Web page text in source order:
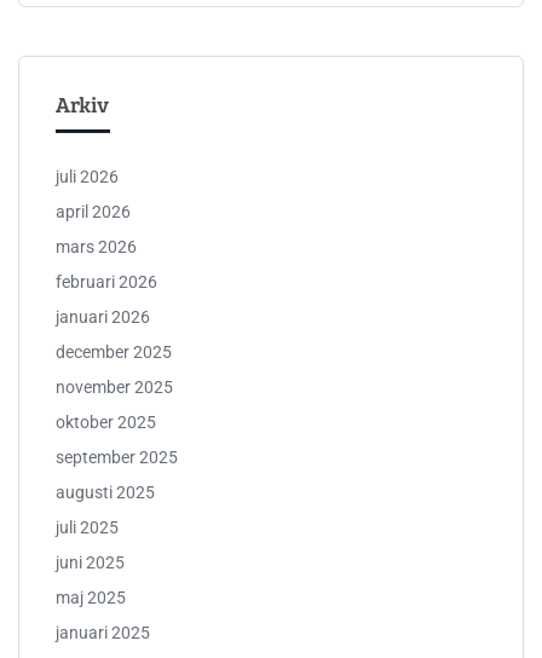
Arkiv
juli 2026
april 2026
mars 2026
februari 2026
januari 2026
december 2025
november 2025
oktober 2025
september 2025
augusti 2025
juli 2025
juni 2025
maj 2025
januari 2025